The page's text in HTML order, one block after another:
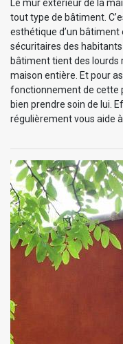
Le mur extérieur de la
tout type de bâtiment.
esthétique d’un
sécuritaires des habitants
bâtiment tient des lourds
maison entière. Et pour
fonctionnement de cette
bien prendre soin de lui.
régulièrement vous aide